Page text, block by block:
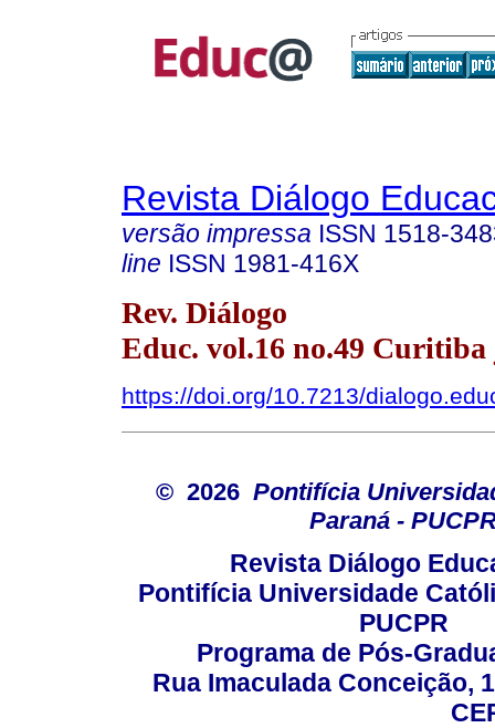
Revista Diálogo
versão impressa ISSN 1518-
line ISSN 1981-416X
Rev. Diálogo
Educ. vol.16 no.49 Curitiba
https://doi.org/10.7213/
© 2026 Pontifícia
Paraná -
Revista Diálogo
Pontifícia Universidade
PUCPR
Programa de Pós-
Rua Imaculada Conceição,